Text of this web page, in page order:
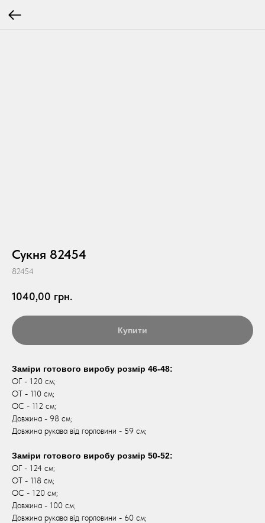
Сукня 82454
82454
1040,00 грн.
Купити
Заміри готового виробу розмір 46-48:
ОГ - 120 см;
ОТ - 110 см;
ОС - 112 см;
Довжина - 98 см;
Довжина рукава від горловини - 59 см;
Заміри готового виробу розмір 50-52:
ОГ - 124 см;
ОТ - 118 см;
ОС - 120 см;
Довжина - 100 см;
Довжина рукава від горловини - 60 см;